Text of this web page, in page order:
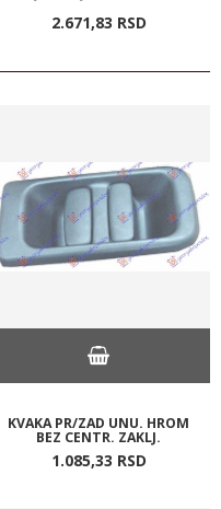
2.671,83 RSD
KVAKA PR/ZAD UNU. HROM
BEZ CENTR. ZAKLJ.
1.085,33 RSD